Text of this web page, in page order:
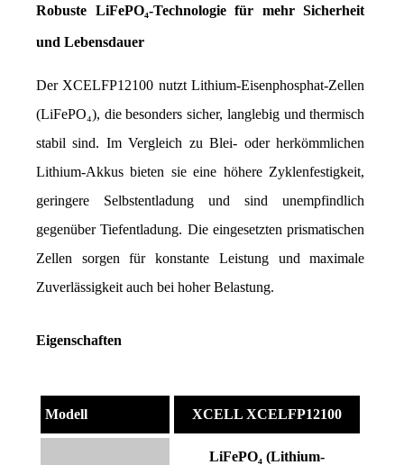
Robuste LiFePO₄-Technologie für mehr Sicherheit
und Lebensdauer
Der XCELFP12100 nutzt Lithium-Eisenphosphat-Zellen
(LiFePO₄), die besonders sicher, langlebig und thermisch
stabil sind. Im Vergleich zu Blei- oder herkömmlichen
Lithium-Akkus bieten sie eine höhere Zyklenfestigkeit,
geringere Selbstentladung und sind unempfindlich
gegenüber Tiefentladung. Die eingesetzten prismatischen
Zellen sorgen für konstante Leistung und maximale
Zuverlässigkeit auch bei hoher Belastung.
Eigenschaften
Modell XCELL XCELFP12100
LiFePO₄ (Lithium-